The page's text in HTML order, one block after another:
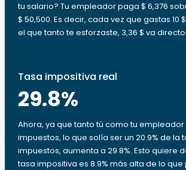
tu salario? Tu empleador paga $ 6,376
$ 50,500. Es decir, cada vez que gastas 10
el que tanto te esforzaste, 3,36 $ va
Tasa impositiva real
29.8%
Ahora, ya que tanto tú como tu
impuestos, lo que solía ser un 20.9% de la
impuestos, aumenta a 29.8%. Esto quiere
tasa impositiva es 8.9% más alta de lo